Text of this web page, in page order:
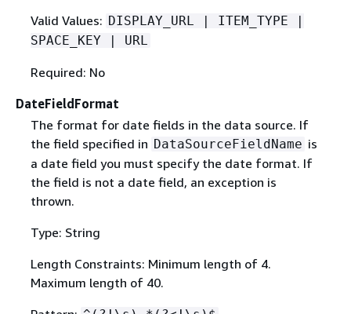
Valid Values: DISPLAY_URL | ITEM_TYPE |
SPACE_KEY | URL
Required: No
DateFieldFormat
The format for date fields in the data source. If
the field specified in DataSourceFieldName is
a date field you must specify the date format. If
the field is not a date field, an exception is
thrown.
Type: String
Length Constraints: Minimum length of 4.
Maximum length of 40.